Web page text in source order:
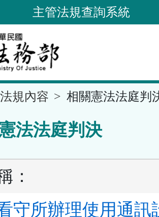
主管法規查詢系統
法規內容 相關憲法法庭判
法法庭判決
：
守所辦理使用通訊